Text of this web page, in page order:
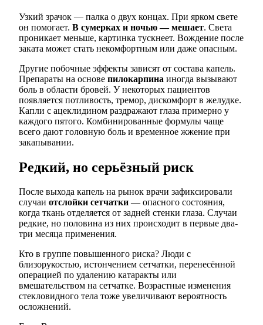
Узкий зрачок — палка о двух концах. При ярком свете
он помогает. В сумерках и ночью — мешает. Света
проникает меньше, картинка тускнеет. Вождение после
заката может стать некомфортным или даже опасным.
Другие побочные эффекты зависят от состава капель.
Препараты на основе пилокарпина иногда вызывают
боль в области бровей. У некоторых пациентов
появляется потливость, тремор, дискомфорт в желудке.
Капли с ацеклидином раздражают глаза примерно у
каждого пятого. Комбинированные формулы чаще
всего дают головную боль и временное жжение при
закапывании.
Редкий, но серьёзный риск
После выхода капель на рынок врачи зафиксировали
случаи отслойки сетчатки — опасного состояния,
когда ткань отделяется от задней стенки глаза. Случаи
редкие, но половина из них происходит в первые два-
три месяца применения.
Кто в группе повышенного риска? Люди с
близорукостью, истончением сетчатки, перенесённой
операцией по удалению катаракты или
вмешательством на сетчатке. Возрастные изменения
стекловидного тела тоже увеличивают вероятность
осложнений.